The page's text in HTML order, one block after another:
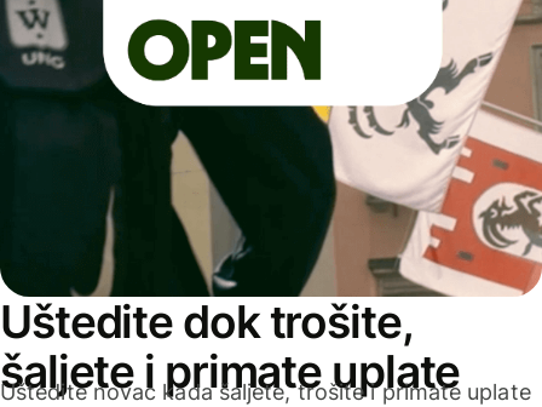
Uštedite dok trošite,
šaljete i primate uplate
Uštedite novac kada šaljete, trošite i primate uplate